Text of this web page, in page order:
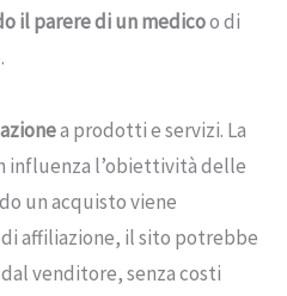
il parere di un medicoo di
a prodotti e servizi. La
influenza l’obiettività delle
un acquisto viene
affiliazione, il sito potrebbe
venditore, senza costi